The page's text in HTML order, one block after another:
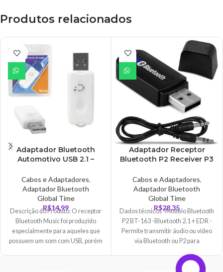
Produtos relacionados
ESGO
TADO
Adaptador Bluetooth
Automotivo USB 2.1 –
Cabos e Adaptadores,
Adaptador Bluetooth
Global Time
R$14,99
Descrição do Produto: O receptor
Bluetooth Music foi produzido
especialmente para aqueles que
possuem um som com USB, porém
Adaptador Receptor
Bluetooth P2 Receiver P3
Caixas – AD0246
Cabos e Adaptadores,
Adaptador Bluetooth
Global Time
R$28,35
Dados técnicos -Modelo Bluetooth
P2 BT-163 -Bluetooth 2.1 + EDR -
Permite transmitir áudio ou vídeo
via Bluetooth ou P2 para